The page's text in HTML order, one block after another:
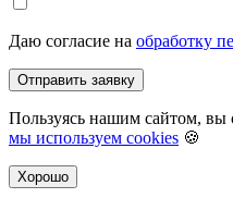
Даю согласие на обработку
Отправить заявку
Пользуясь нашим сайтом, вы
мы используем cookies 🍪
Хорошо